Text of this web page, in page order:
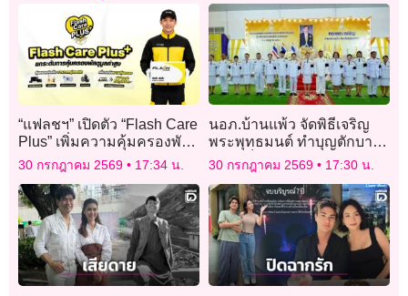
“แฟลชฯ” เปิดตัว “Flash Care
Plus” เพิ่มความคุ้มครองพัสดุ
สูญหาย-เสียหาย สูงสุด 5
หมื่นบาท
30 กรกฎาคม 2569 17:34 น.
นอภ.บ้านแพ้ว จัดพิธีเจริญ
พระพุทธมนต์ ทำบุญตักบาตร
ถวายเป็นพระราชกุศลวัน
เฉลิมพระชนมพรรษา
ในหลวง ร.10
30 กรกฎาคม 2569 17:30 น.